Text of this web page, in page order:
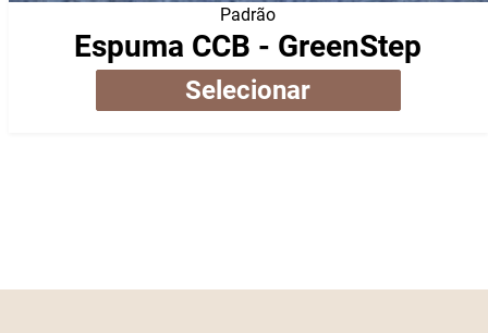
Padrão
Espuma CCB - GreenStep
Selecionar